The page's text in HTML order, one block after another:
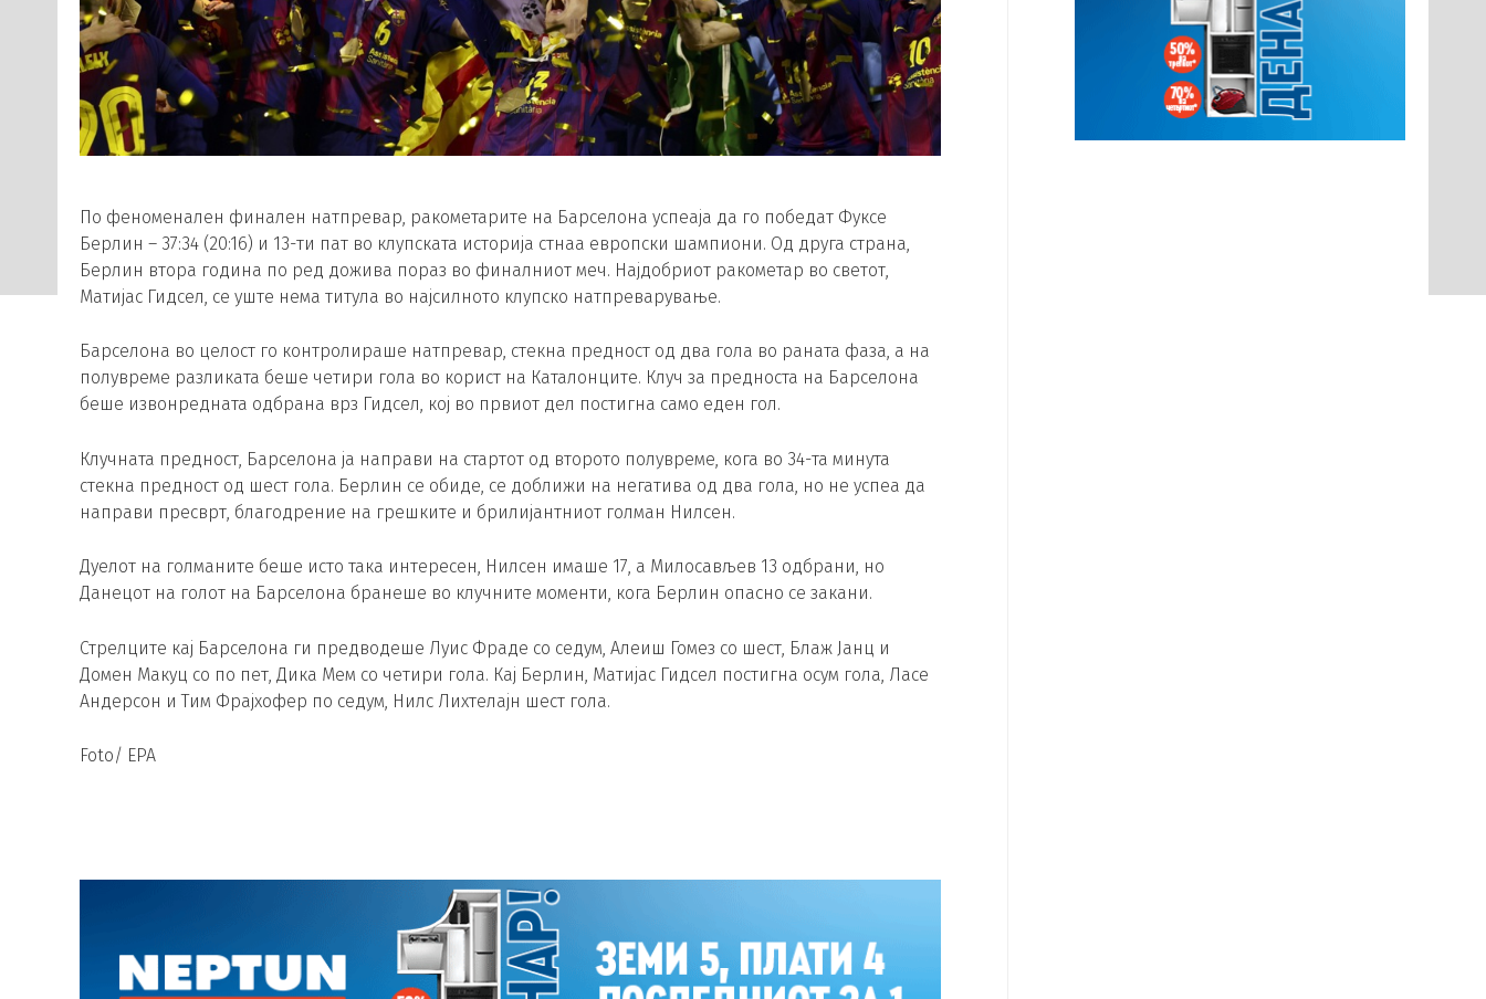
По феноменален финален натпревар, ракометарите на Барселона успеаја да го победат Фуксе
Берлин – 37:34 (20:16) и 13-ти пат во клупската историја стнаа европски шампиони. Од друга страна,
Берлин втора година по ред дожива пораз во финалниот меч. Најдобриот ракометар во светот,
Матијас Гидсел, се уште нема титула во најсилното клупско натпреварување.
Барселона во целост го контролираше натпревар, стекна предност од два гола во раната фаза, а на
полувреме разликата беше четири гола во корист на Каталонците. Клуч за предноста на Барселона
беше извонредната одбрана врз Гидсел, кој во првиот дел постигна само еден гол.
Клучната предност, Барселона ја направи на стартот од второто полувреме, кога во 34-та минута
стекна предност од шест гола. Берлин се обиде, се доближи на негатива од два гола, но не успеа да
направи пресврт, благодрение на грешките и брилијантниот голман Нилсен.
Дуелот на голманите беше исто така интересен, Нилсен имаше 17, а Милосављев 13 одбрани, но
Данецот на голот на Барселона бранеше во клучните моменти, кога Берлин опасно се закани.
Стрелците кај Барселона ги предводеше Луис Фраде со седум, Алеиш Гомез со шест, Блаж Јанц и
Домен Макуц со по пет, Дика Мем со четири гола. Кај Берлин, Матијас Гидсел постигна осум гола, Ласе
Андерсон и Тим Фрајхофер по седум, Нилс Лихтелајн шест гола.
Foto/ EPA